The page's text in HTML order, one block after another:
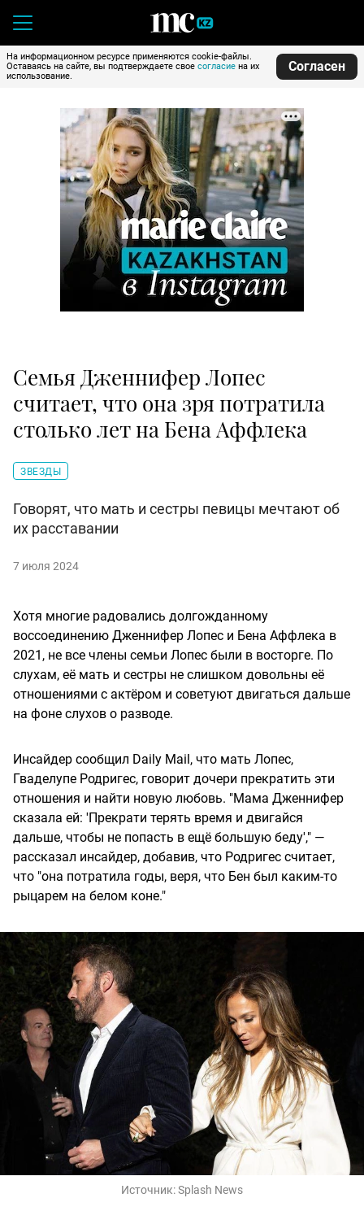
На информационном ресурсе применяются cookie-файлы.
Оставаясь на сайте, вы подтверждаете свое согласие на их
использование.
Согласен
Семья Дженнифер Лопес
считает, что она зря потратила
столько лет на Бена Аффлека
ЗВЕЗДЫ
Говорят, что мать и сестры певицы мечтают об
их расставании
7 июля 2024
Хотя многие радовались долгожданному
воссоединению Дженнифер Лопес и Бена Аффлека в
2021, не все члены семьи Лопес были в восторге. По
слухам, её мать и сестры не слишком довольны её
отношениями с актёром и советуют двигаться дальше
на фоне слухов о разводе.
Инсайдер сообщил Daily Mail, что мать Лопес,
Гваделупе Родригес, говорит дочери прекратить эти
отношения и найти новую любовь. "Мама Дженнифер
сказала ей: 'Прекрати терять время и двигайся
дальше, чтобы не попасть в ещё большую беду'," —
рассказал инсайдер, добавив, что Родригес считает,
что "она потратила годы, веря, что Бен был каким-то
рыцарем на белом коне."
Источник:Splash News